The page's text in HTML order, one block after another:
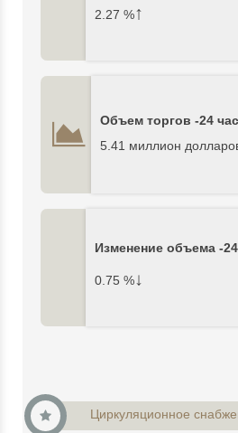
2.27 %↑
Объем торгов -24
5.41 миллион
Изменение объема -
0.75 %↓
Циркуляционное